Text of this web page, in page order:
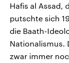
Hafis al Assad,
putschte sich
die Baath-
Nationalismus.
zwar immer